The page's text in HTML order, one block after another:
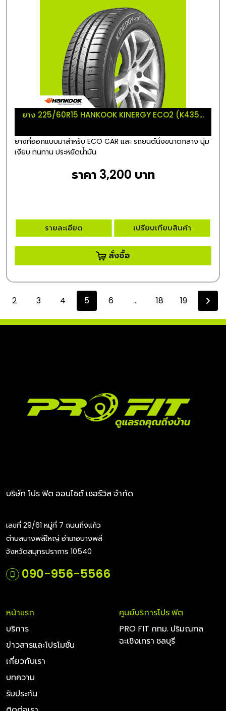
ยาง 225/60R15 HANKOOK KINERGY ECO2 (K435...
ยางที่ออกแบบมาสำหรับ ECO CAR และ รถยนต์นั่งขนาดกลาง นุ่ม
เงียบ ทนทาน ประหยัดน้ำมัน
ราคา 3,200 บาท
รายละเอียด เปรียบเทียบสินค้า
สั่งซื้อ
2 3 4 5 6 ... 18 19
บริษัท โปร ฟิต ออนไซต์ เซอร์วิส จำกัด
เลขที่ 29/61 หมู่ที่ 7 ถนนกิ่งแก้ว
ตำบลบางพลีใหญ่ อำเภอบางพลี
จังหวัดสมุทรปราการ 10540
090-956-5566
หน้าแรก
บริการ
ข่าวสารและโปรโมชั่น
เกี่ยวกับเรา
บทความ
รับประกัน
ศูนย์บริการโปร ฟิต
PRO FIT กทม. ปริมณฑล
ฉะเชิงเทรา ชลบุรี